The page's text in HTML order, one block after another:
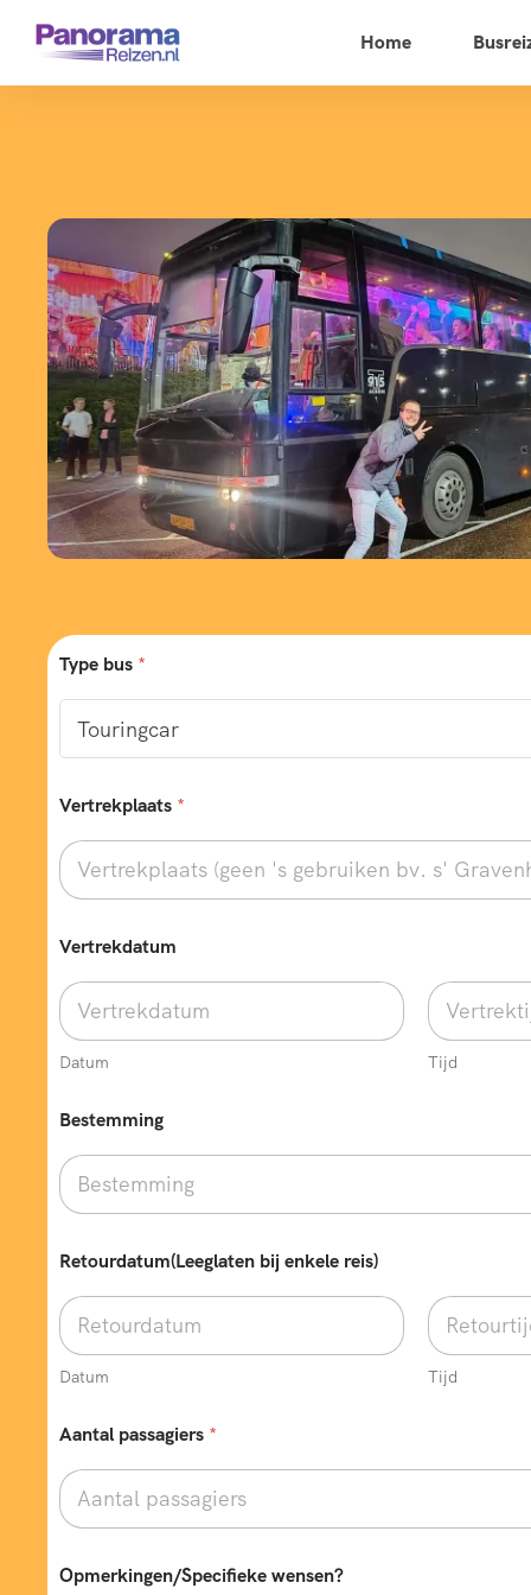
Home
Type bus *
Vertrekplaats *
Vertrekdatum
Datum Tijd
Bestemming
p
e
r
k
i
g
e
n
/
S
c
Retourdatum(Leeglaten bij enkele reis)
Datum Tijd
Aantal passagiers *
Opmerkingen/Specifieke wensen?